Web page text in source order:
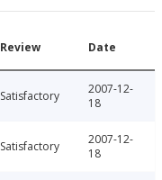
Review Date
Satisfactory
2007-12-
18
Satisfactory
2007-12-
18